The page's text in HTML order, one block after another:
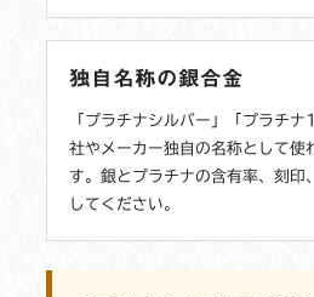
独自名称の銀合金
「プラチナシルバー」「プラチ
社やメーカー独自の名称として使
す。銀とプラチナの含有率、刻印
してください。